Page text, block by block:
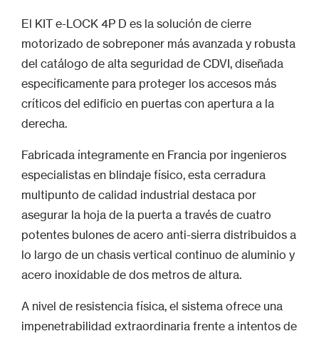
El KIT e-LOCK 4P D es la solución de cierre
motorizado de sobreponer más avanzada y robusta
del catálogo de alta seguridad de CDVI, diseñada
específicamente para proteger los accesos más
críticos del edificio en puertas con apertura a la
derecha.
Fabricada íntegramente en Francia por ingenieros
especialistas en blindaje físico, esta cerradura
multipunto de calidad industrial destaca por
asegurar la hoja de la puerta a través de cuatro
potentes bulones de acero anti-sierra distribuidos a
lo largo de un chasis vertical continuo de aluminio y
acero inoxidable de dos metros de altura.
A nivel de resistencia física, el sistema ofrece una
impenetrabilidad extraordinaria frente a intentos de